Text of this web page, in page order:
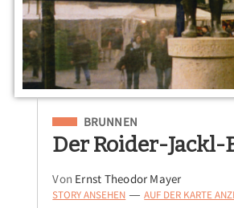
Eingeordnet unter
BRUNNEN
Der Roider-
Von Ernst Theodor Mayer
STORY ANSEHEN — AUF DER KARTE